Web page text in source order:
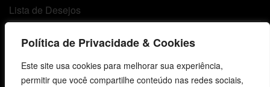
Política de Privacidade & Cookies
Este site usa cookies para melhorar sua experiência,
permitir que você compartilhe conteúdo nas redes sociais,
Lista de Desejos
Centro de Estudos Bíblicos